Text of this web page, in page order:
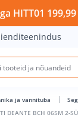
BCH 065M 2-
HITT01
ja vannituba
DEANTE BCH 065M 2-